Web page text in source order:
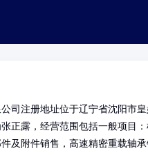
司注册地址位于辽宁省沈阳市
正露，经营范围包括一般项目
及附件销售，高速精密重载轴